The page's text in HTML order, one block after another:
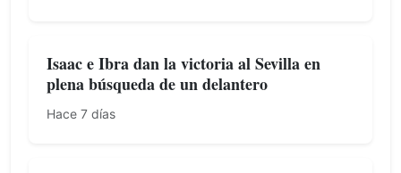
Isaac e Ibra dan la victoria al Sevilla en
plena búsqueda de un delantero
Hace 7 días